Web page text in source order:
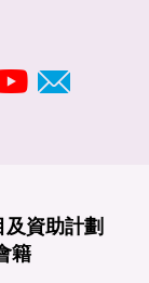
及資助計劃
籍